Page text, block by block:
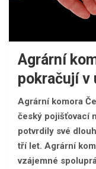
Agrární
pokračují
Agrární komora
český pojišťovací
potvrdily své
tří let. Agrární
vzájemné